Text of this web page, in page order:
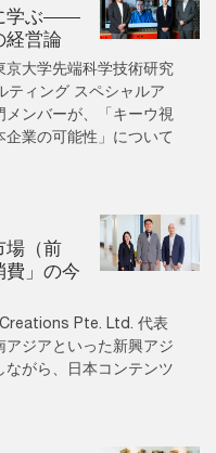
学ぶ——
経営論
京大学先端科学技術研究
ティング スペシャルア
メンバーが、「キーウ視
業の可能性」について
場（前
費」の今
Pte. Ltd. 代表
ジアといった新興アジ
がら、日本コンテンツ